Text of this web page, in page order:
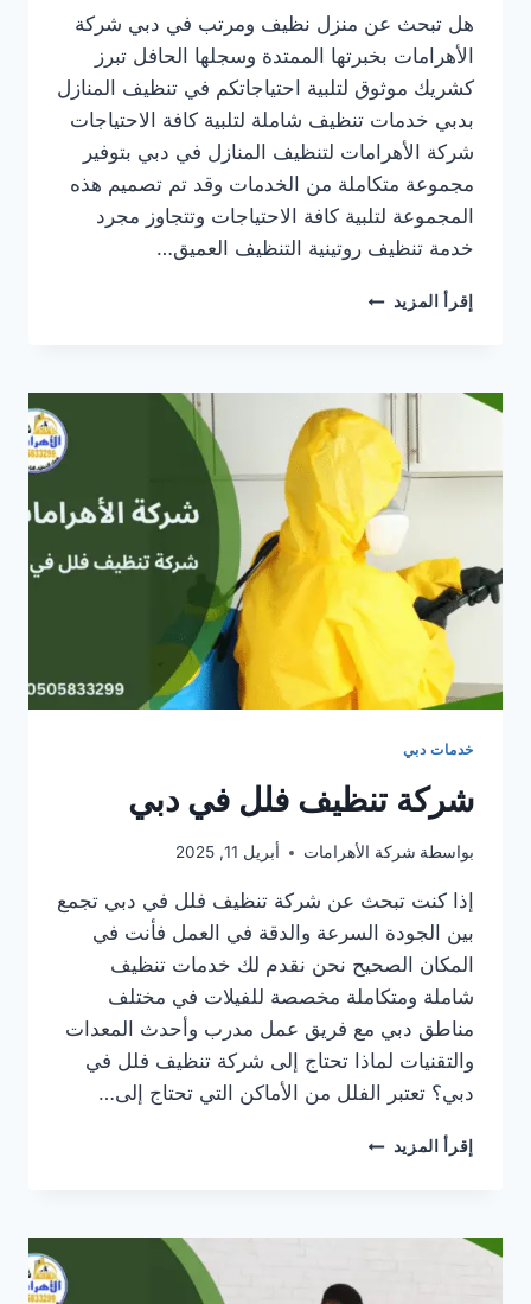
هل تبحث عن منزل نظيف ومرتب في دبي شركة
الأهرامات بخبرتها الممتدة وسجلها الحافل تبرز
كشريك موثوق لتلبية احتياجاتكم في تنظيف المنازل
بدبي خدمات تنظيف شاملة لتلبية كافة الاحتياجات
شركة الأهرامات لتنظيف المنازل في دبي بتوفير
مجموعة متكاملة من الخدمات وقد تم تصميم هذه
المجموعة لتلبية كافة الاحتياجات وتتجاوز مجرد
خدمة تنظيف روتينية التنظيف العميق…
إقرأ المزيد شركة
دبي
خدمات دبي
شركة تنظيف فلل في دبي
بواسطة شركة الأهرامات أبريل 11, 2025
إذا كنت تبحث عن شركة تنظيف فلل في دبي تجمع
بين الجودة السرعة والدقة في العمل فأنت في
المكان الصحيح نحن نقدم لك خدمات تنظيف
شاملة ومتكاملة مخصصة للفيلات في مختلف
مناطق دبي مع فريق عمل مدرب وأحدث المعدات
والتقنيات لماذا تحتاج إلى شركة تنظيف فلل في
دبي؟ تعتبر الفلل من الأماكن التي تحتاج إلى…
إقرأ المزيد شركة
دبي